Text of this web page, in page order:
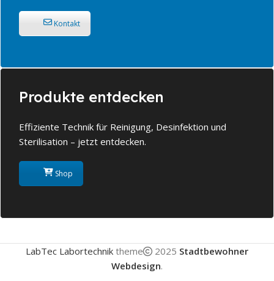
Kontakt
Produkte entdecken
Effiziente Technik für Reinigung, Desinfektion und
Sterilisation – jetzt entdecken.
Shop
LabTec Labortechnik theme 2025 Stadtbewohner
Webdesign.